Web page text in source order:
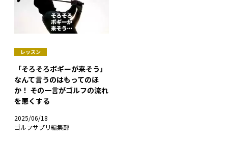
レッスン
「そろそろボギーが来そう」
なんて言うのはもってのほ
か！ その一言がゴルフの流れ
を悪くする
2025/06/18
ゴルフサプリ編集部